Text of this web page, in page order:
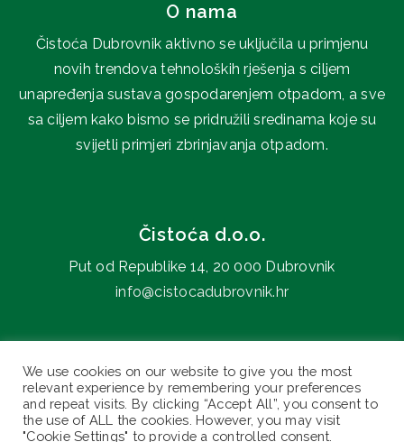
O nama
Čistoća Dubrovnik aktivno se uključila u primjenu
novih trendova tehnoloških rješenja s ciljem
unapređenja sustava gospodarenjem otpadom, a sve
sa ciljem kako bismo se pridružili sredinama koje su
svijetli primjeri zbrinjavanja otpadom.
Čistoća d.o.o.
Put od Republike 14, 20 000 Dubrovnik
info@cistocadubrovnik.hr
0800 606 707
We use cookies on our website to give you the most
relevant experience by remembering your preferences
and repeat visits. By clicking “Accept All”, you consent to
the use of ALL the cookies. However, you may visit
"Cookie Settings" to provide a controlled consent.